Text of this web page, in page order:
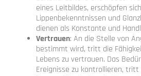
eines Leitbildes, erschöpfen
Lippenbekenntnissen und
dienen als Konstante und
Vertrauen: An die Stelle von
bestimmt wird, tritt die
Lebens zu vertrauen. Das
Ereignisse zu kontrollieren,